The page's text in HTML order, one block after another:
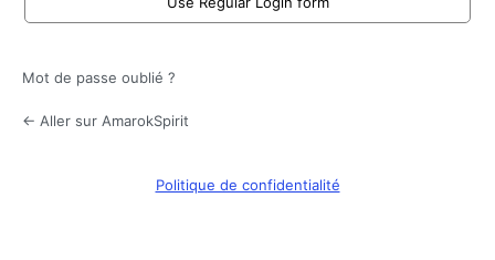
Mot de passe oublié ?
← Aller sur AmarokSpirit
Politique de confidentialité